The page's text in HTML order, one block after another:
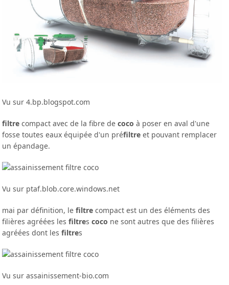
Vu sur 4.bp.blogspot.com
filtre compact avec de la fibre decoco à poser en aval d'une
fosse toutes eaux équipée d'un préfiltre et pouvant remplacer
un épandage.
Vu sur ptaf.blob.core.windows.net
mai par définition, lefiltre compact est un des éléments des
filières agréées lesfiltrescoco ne sont autres que des filières
agréées dont lesfiltres
Vu sur assainissement-bio.com